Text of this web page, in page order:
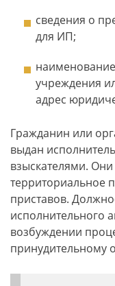
сведения о
для ИП;
учреждения
адрес
Гражданин или
выдан
взыскателями.
территориальное
приставов.
исполнительного
возбуждении
принудительному